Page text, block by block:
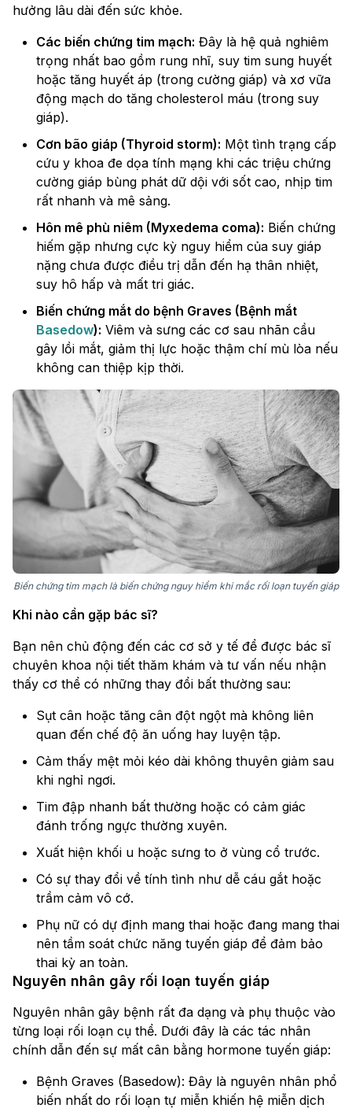
hưởng lâu dài đến sức khỏe.
Các biến chứng tim mạch: Đây là hệ quả nghiêm
trọng nhất bao gồm rung nhĩ, suy tim sung huyết
hoặc tăng huyết áp (trong cường giáp) và xơ vữa
động mạch do tăng cholesterol máu (trong suy
giáp).
Cơn bão giáp (Thyroid storm): Một tình trạng cấp
cứu y khoa đe dọa tính mạng khi các triệu chứng
cường giáp bùng phát dữ dội với sốt cao, nhịp tim
rất nhanh và mê sảng.
Hôn mê phù niêm (Myxedema coma): Biến chứng
hiếm gặp nhưng cực kỳ nguy hiểm của suy giáp
nặng chưa được điều trị dẫn đến hạ thân nhiệt,
suy hô hấp và mất tri giác.
Biến chứng mắt do bệnh Graves (Bệnh mắt
Basedow): Viêm và sưng các cơ sau nhãn cầu
gây lồi mắt, giảm thị lực hoặc thậm chí mù lòa nếu
không can thiệp kịp thời.
Biến chứng tim mạch là biến chứng nguy hiểm khi mắc rối loạn tuyến giáp
Khi nào cần gặp bác sĩ?
Bạn nên chủ động đến các cơ sở y tế để được bác sĩ
chuyên khoa nội tiết thăm khám và tư vấn nếu nhận
thấy cơ thể có những thay đổi bất thường sau:
Sụt cân hoặc tăng cân đột ngột mà không liên
quan đến chế độ ăn uống hay luyện tập.
Cảm thấy mệt mỏi kéo dài không thuyên giảm sau
khi nghỉ ngơi.
Tim đập nhanh bất thường hoặc có cảm giác
đánh trống ngực thường xuyên.
Xuất hiện khối u hoặc sưng to ở vùng cổ trước.
Có sự thay đổi về tính tình như dễ cáu gắt hoặc
trầm cảm vô cớ.
Phụ nữ có dự định mang thai hoặc đang mang thai
nên tầm soát chức năng tuyến giáp để đảm bảo
thai kỳ an toàn.
Nguyên nhân gây rối loạn tuyến giáp
Nguyên nhân gây bệnh rất đa dạng và phụ thuộc vào
từng loại rối loạn cụ thể. Dưới đây là các tác nhân
chính dẫn đến sự mất cân bằng hormone tuyến giáp:
Bệnh Graves (Basedow): Đây là nguyên nhân phổ
biến nhất do rối loạn tự miễn khiến hệ miễn dịch